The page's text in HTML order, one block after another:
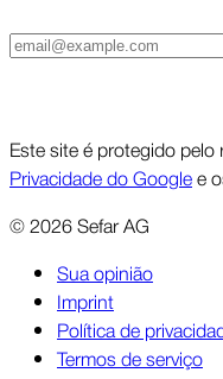
Este site é protegido
Privacidade do Googlee
©2026Sefar AG
Sua opinião
Imprint
Política de
Termos de serviço